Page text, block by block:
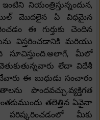
నియంత్రిస్తున్నందున,
మొదలైన ఏ విధమైన
ఈ గుర్తుకు చెందిన
విస్తరించడానికి మరియు
సూచిస్తుంది.అలాగే, మీలో
లేదా విదేశీ
ఈ బుధుడు సంచారం
పొందవచ్చు.వ్యక్తిగత
తలెత్తిన ఏవైనా
మీకు